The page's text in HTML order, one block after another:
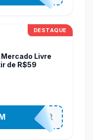
DESTAQUE
Mercado Livre
de R$59
BRINCAR